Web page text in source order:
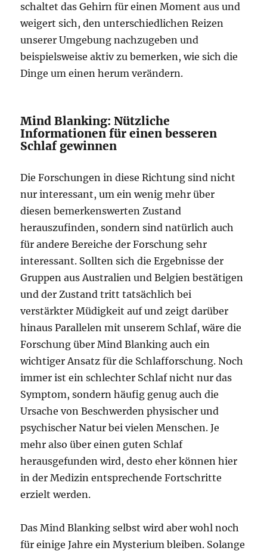
schaltet das Gehirn für einen Moment aus und
weigert sich, den unterschiedlichen Reizen
unserer Umgebung nachzugeben und
beispielsweise aktiv zu bemerken, wie sich die
Dinge um einen herum verändern.
Mind Blanking: Nützliche
Informationen für einen besseren
Schlaf gewinnen
Die Forschungen in diese Richtung sind nicht
nur interessant, um ein wenig mehr über
diesen bemerkenswerten Zustand
herauszufinden, sondern sind natürlich auch
für andere Bereiche der Forschung sehr
interessant. Sollten sich die Ergebnisse der
Gruppen aus Australien und Belgien bestätigen
und der Zustand tritt tatsächlich bei
verstärkter Müdigkeit auf und zeigt darüber
hinaus Parallelen mit unserem Schlaf, wäre die
Forschung über Mind Blanking auch ein
wichtiger Ansatz für die Schlafforschung. Noch
immer ist ein schlechter Schlaf nicht nur das
Symptom, sondern häufig genug auch die
Ursache von Beschwerden physischer und
psychischer Natur bei vielen Menschen. Je
mehr also über einen guten Schlaf
herausgefunden wird, desto eher können hier
in der Medizin entsprechende Fortschritte
erzielt werden.
Das Mind Blanking selbst wird aber wohl noch
für einige Jahre ein Mysterium bleiben. Solange